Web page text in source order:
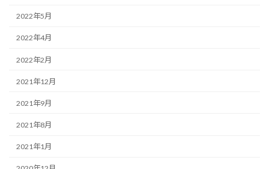
2022年5月
2022年4月
2022年2月
2021年12月
2021年9月
2021年8月
2021年1月